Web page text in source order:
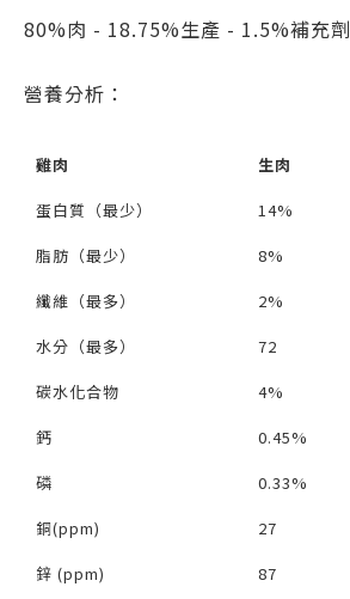
80%肉 - 18.75%生產 - 1.5%補充劑
營養分析：
雞肉 生肉
蛋白質（最少）
14%
脂肪（最少）
8%
纖維（最多）
2%
水分（最多）
72
碳水化合物
4%
鈣
0.45%
磷
0.33%
銅(ppm)
27
鋅 (ppm)
87